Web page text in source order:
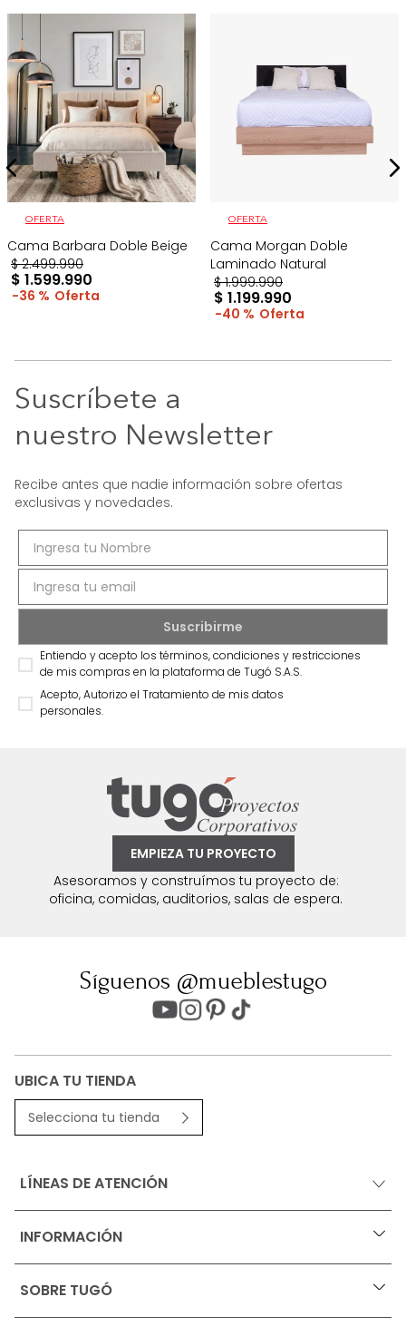
OFERTA
Cama Barbara Doble Beige
$ 2.499.990
$ 1.599.990
36 %
OFERTA
Cama Morgan Doble
Laminado Natural
$ 1.999.990
$ 1.199.990
40 %
Suscríbete a
nuestro Newsletter
Recibe antes que nadie información sobre ofertas
exclusivas y novedades.
Entiendo y acepto los términos, condiciones y restricciones
de mis compras en la plataforma de Tugó S.A.S.
Acepto, Autorizo el Tratamiento de mis datos
personales.
EMPIEZA TU PROYECTO
Asesoramos y construímos tu proyecto de:
oficina, comidas, auditorios, salas de espera.
Síguenos @mueblestugo
UBICA TU TIENDA
Selecciona tu tienda
LÍNEAS DE ATENCIÓN
INFORMACIÓN +
Ofertas vigentes
Términos, condiciones y restricciones para productos
SOBRE TUGÓ +